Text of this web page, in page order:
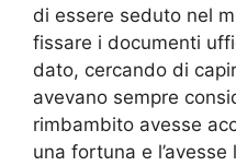
di essere seduto nel
fissare i documenti
dato, cercando di
avevano sempre
rimbambito avesse
una fortuna e